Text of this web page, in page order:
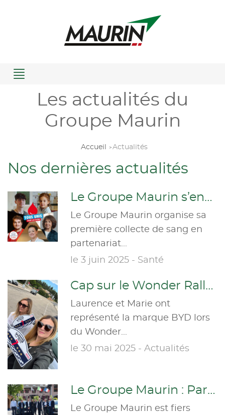
Menu
Les actualités du
Groupe Maurin
Accueil Actualités
Nos dernières actualités
Le Groupe Maurin s’engage pour le don du sang
Le Groupe Maurin organise sa
première collecte de sang en
partenariat...
le 3 juin 2025 - Santé
Cap sur le Wonder Rallye !
Laurence et Marie ont
représenté la marque BYD lors
du Wonder...
le 30 mai 2025 - Actualités
Le Groupe Maurin : Partenaire de la station des Gets
Le Groupe Maurin est fiers